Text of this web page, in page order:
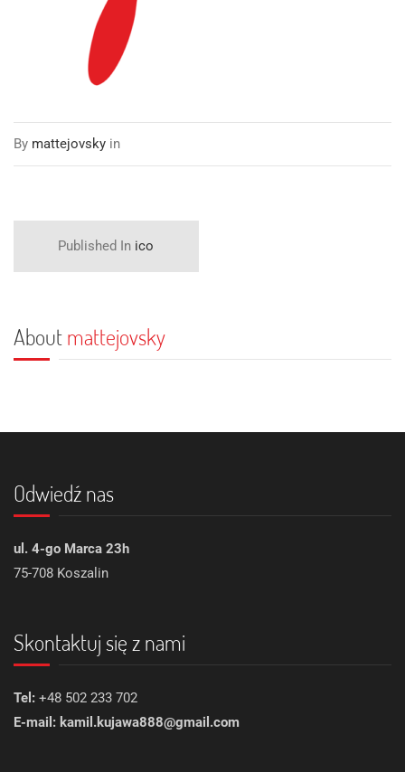
By mattejovsky in
Published In ico
Aboutmattejovsky
Odwiedź nas
ul. 4-go Marca 23h
75-708 Koszalin
Skontaktuj się z nami
Tel: +48 502 233 702
E-mail: kamil.kujawa888@gmail.com